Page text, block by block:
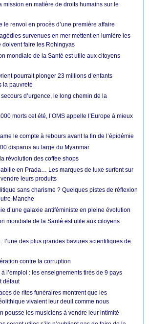
mission en matière de droits humains sur le
le renvoi en procès d’une première affaire
survenues en mer mettent en lumière les
doivent faire les Rohingyas
mondiale de la Santé est utile aux citoyens
pourrait plonger 23 millions d’enfants
la pauvreté
d’urgence, le long chemin de la
morts cet été, l’OMS appelle l’Europe à mieux
le compte à rebours avant la fin de l’épidémie
disparus au large du Myanmar
révolution des coffee shops
en Prada… Les marques de luxe surfent sur
leurs produits
sans charisme ? Quelques pistes de réflexion
Manche
d’une galaxie antiféministe en pleine évolution
mondiale de la Santé est utile aux citoyens
: l’une des plus grandes bavures scientifiques de
contre la corruption
l’emploi : les enseignements tirés de 9 pays
défaut
de rites funéraires montrent que les
vivaient leur deuil comme nous
pousse les musiciens à vendre leur intimité